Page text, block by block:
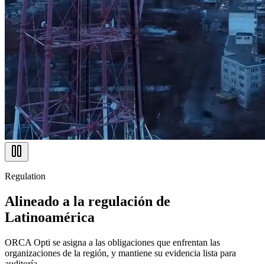
Regulation
Alineado a la regulación de
Latinoamérica
ORCA Opti se asigna a las obligaciones que enfrentan las
organizaciones de la región, y mantiene su evidencia lista para